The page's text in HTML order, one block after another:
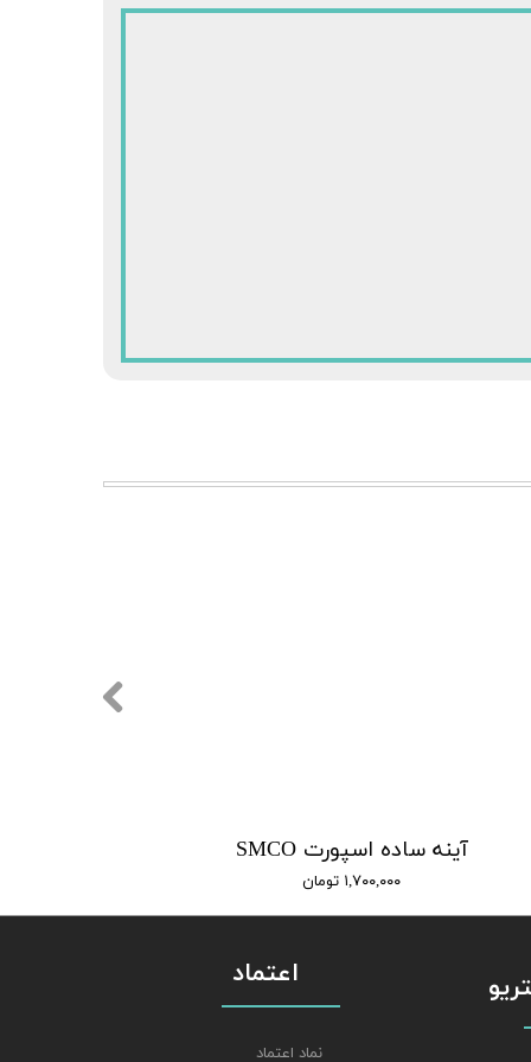
آینه ساده اسپورت SMCO
۱,۷۰۰,۰۰۰ تومان
اعتماد
نماد اعتماد